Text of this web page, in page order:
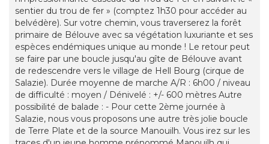
sentier du trou de fer » (comptez 1h30 pour accéder au
belvédère). Sur votre chemin, vous traverserez la forêt
primaire de Bélouve avec sa végétation luxuriante et ses
espèces endémiques unique au monde ! Le retour peut
se faire par une boucle jusqu'au gîte de Bélouve avant
de redescendre vers le village de Hell Bourg (cirque de
Salazie). Durée moyenne de marche A/R : 6h00 / niveau
de difficulté : moyen / Dénivelé : +/- 600 mètres Autre
possibilité de balade : - Pour cette 2ème journée à
Salazie, nous vous proposons une autre très jolie boucle
de Terre Plate et de la source Manouilh. Vous irez sur les